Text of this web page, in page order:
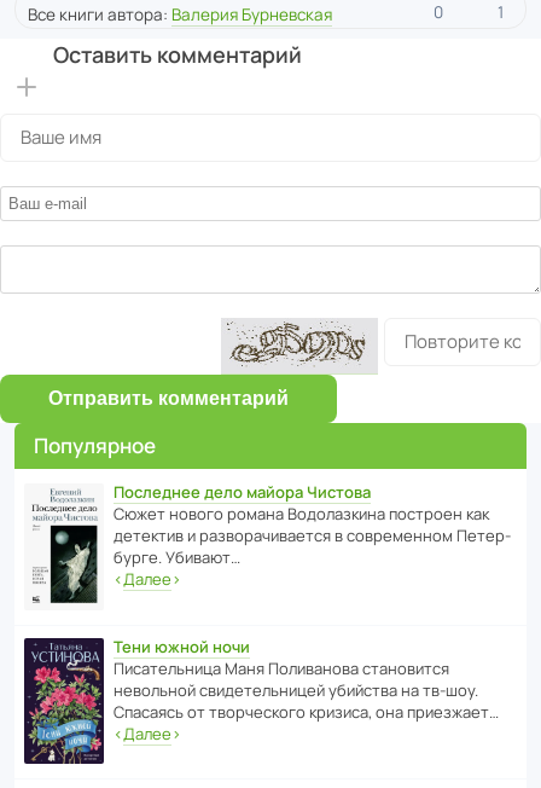
Все книги автора: Валерия Бурневская 0 1
Оставить комментарий
Отправить комментарий
Популярное
Последнее дело майора Чистова
Сюжет нового романа Водо­ла­з­кина пост­роен как
дете­ктив и разво­ра­чи­ва­ется в совре­менном Пете­р­
бурге. Убивают…
‹Далее›
Тени южной ночи
Писа­тель­ница Маня Поли­ва­нова стано­вится
невольной свиде­тель­ницей убийства на тв-шоу.
Спасаясь от твор­че­с­кого кризиса, она приезжает…
‹Далее›